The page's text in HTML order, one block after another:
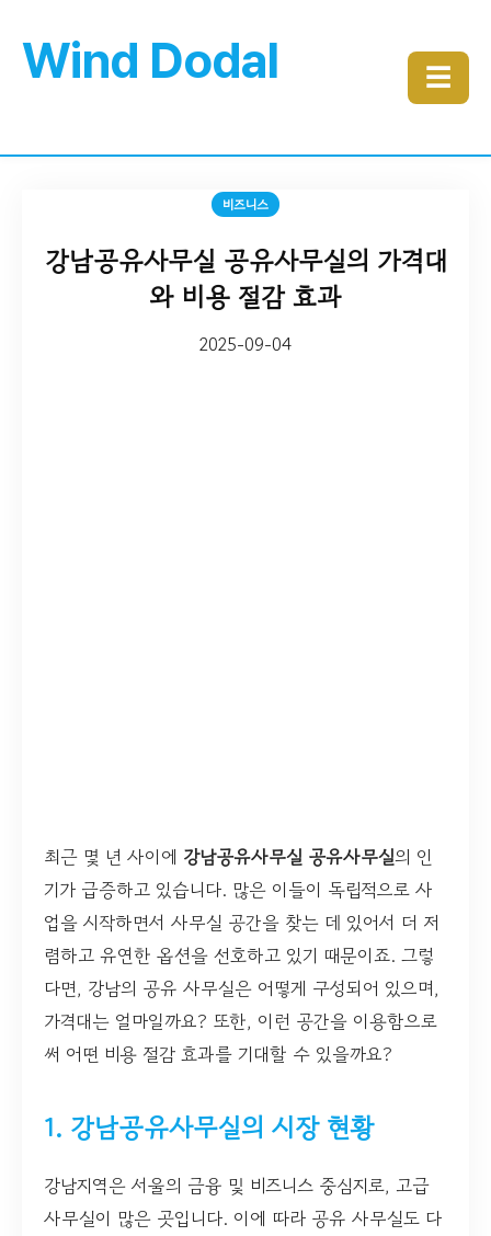
Wind Dodal ☰
비즈니스
강남공유사무실 공유사무실의 가격대
와 비용 절감 효과
2025-09-04
최근 몇 년 사이에 강남공유사무실 공유사무실의 인
기가 급증하고 있습니다. 많은 이들이 독립적으로 사
업을 시작하면서 사무실 공간을 찾는 데 있어서 더 저
렴하고 유연한 옵션을 선호하고 있기 때문이죠. 그렇
다면, 강남의 공유 사무실은 어떻게 구성되어 있으며,
가격대는 얼마일까요? 또한, 이런 공간을 이용함으로
써 어떤 비용 절감 효과를 기대할 수 있을까요?
1. 강남공유사무실의 시장 현황
강남지역은 서울의 금융 및 비즈니스 중심지로, 고급
사무실이 많은 곳입니다. 이에 따라 공유 사무실도 다